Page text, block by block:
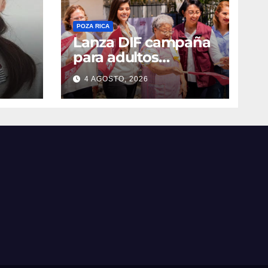
POZA RICA
Lanza DIF campaña
para adultos
mayores
4 AGOSTO, 2026